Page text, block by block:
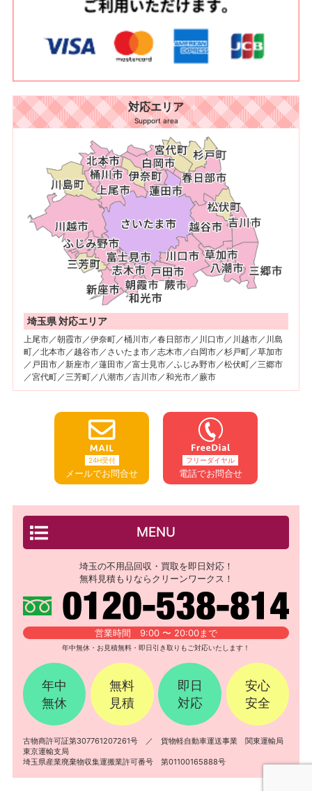
対応エリア
Support area
埼玉県 対応エリア
上尾市／朝霞市／伊奈町／桶川市／春日部市／川口市／川越市／川島
町／北本市／越谷市／さいたま市／志木市／白岡市／杉戸町／草加市
／戸田市／新座市／蓮田市／富士見市／ふじみ野市／松伏町／三郷市
／宮代町／三芳町／八潮市／吉川市／和光市／蕨市
24H受付
メールでお問合せ
フリーダイヤル
電話でお問合せ
MENU
埼玉の不用品回収・買取を即日対応！
無料見積もりならクリーンワークス！
営業時間 9:00 〜 20:00まで
年中無休・お見積無料・即日引き取りもご対応いたします！
年中
無休
無料
見積
即日
対応
安心
安全
古物商許可証第307761207261号 ／ 貨物軽自動車運送事業 関東運輸局
東京運輸支局
埼玉県産業廃棄物収集運搬業許可番号 第01100165888号